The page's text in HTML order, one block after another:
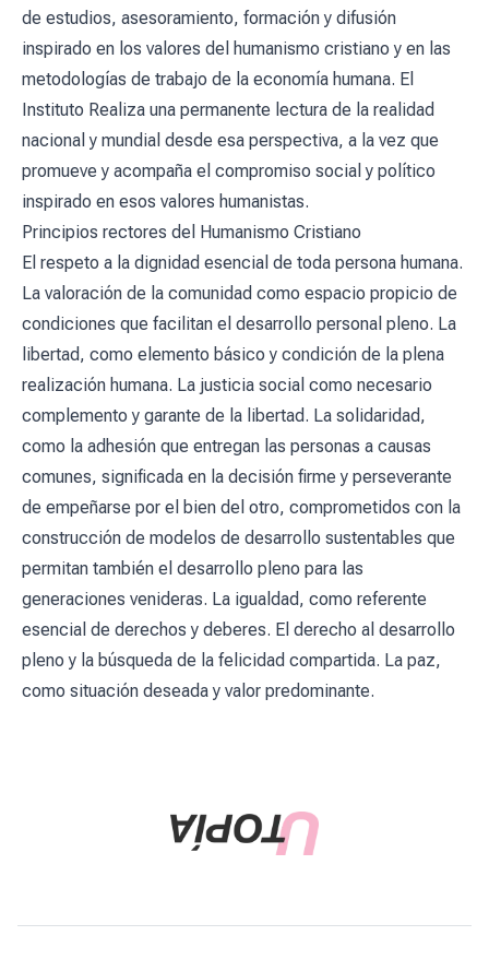
de estudios, asesoramiento, formación y difusión
inspirado en los valores del humanismo cristiano y en las
metodologías de trabajo de la economía humana. El
Instituto Realiza una permanente lectura de la realidad
nacional y mundial desde esa perspectiva, a la vez que
promueve y acompaña el compromiso social y político
inspirado en esos valores humanistas.
Principios rectores del Humanismo Cristiano
El respeto a la dignidad esencial de toda persona humana.
La valoración de la comunidad como espacio propicio de
condiciones que facilitan el desarrollo personal pleno. La
libertad, como elemento básico y condición de la plena
realización humana. La justicia social como necesario
complemento y garante de la libertad. La solidaridad,
como la adhesión que entregan las personas a causas
comunes, significada en la decisión firme y perseverante
de empeñarse por el bien del otro, comprometidos con la
construcción de modelos de desarrollo sustentables que
permitan también el desarrollo pleno para las
generaciones venideras. La igualdad, como referente
esencial de derechos y deberes. El derecho al desarrollo
pleno y la búsqueda de la felicidad compartida. La paz,
como situación deseada y valor predominante.